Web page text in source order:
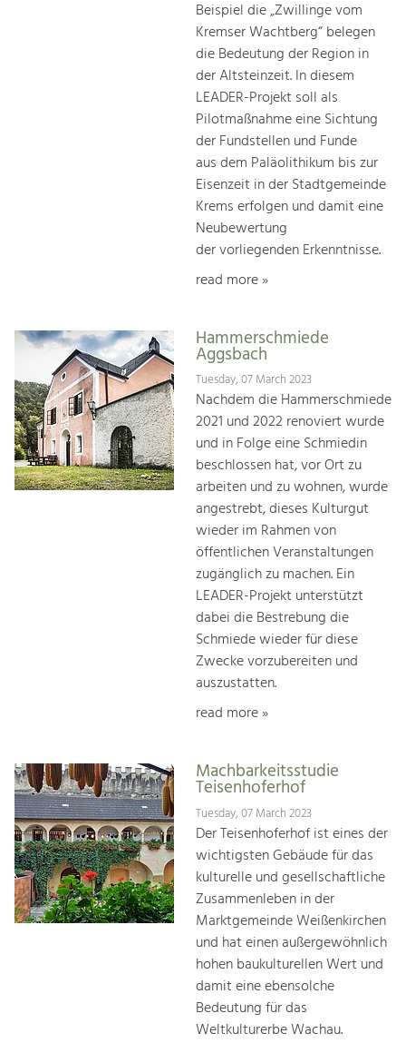
Beispiel die „Zwillinge vom
Kremser Wachtberg“ belegen
die Bedeutung der Region in
der Altsteinzeit. In diesem
LEADER-Projekt soll als
Pilotmaßnahme eine Sichtung
der Fundstellen und Funde
aus dem Paläolithikum bis zur
Eisenzeit in der Stadtgemeinde
Krems erfolgen und damit eine
Neubewertung
der vorliegenden Erkenntnisse.
read more »
Hammerschmiede
Aggsbach
Tuesday, 07 March 2023
Nachdem die Hammerschmiede
2021 und 2022 renoviert wurde
und in Folge eine Schmiedin
beschlossen hat, vor Ort zu
arbeiten und zu wohnen, wurde
angestrebt, dieses Kulturgut
wieder im Rahmen von
öffentlichen Veranstaltungen
zugänglich zu machen. Ein
LEADER-Projekt unterstützt
dabei die Bestrebung die
Schmiede wieder für diese
Zwecke vorzubereiten und
auszustatten.
read more »
Machbarkeitsstudie
Teisenhoferhof
Tuesday, 07 March 2023
Der Teisenhoferhof ist eines der
wichtigsten Gebäude für das
kulturelle und gesellschaftliche
Zusammenleben in der
Marktgemeinde Weißenkirchen
und hat einen außergewöhnlich
hohen baukulturellen Wert und
damit eine ebensolche
Bedeutung für das
Weltkulturerbe Wachau.